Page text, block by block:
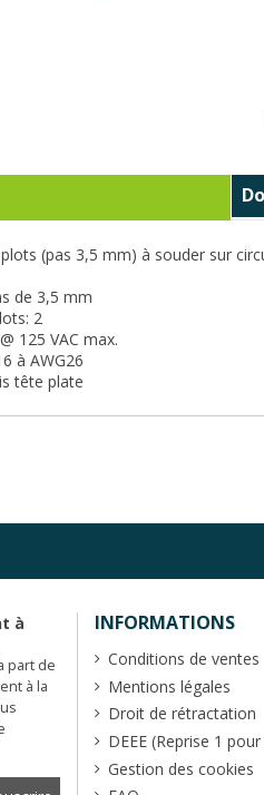
(pas 3,5 mm) à souder sur
de 3,5 mm
2
125 VAC max.
à AWG26
tête plate
à
part de
à la
INFORMATIONS
Conditions de ventes
Mentions légales
Droit de rétractation
DEEE (Reprise 1
Gestion des cookies